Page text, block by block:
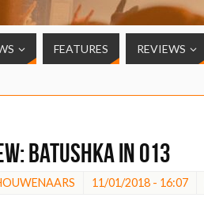
FEATURES REVIEWS
Batushka in 013
11/01/2018 - 16:07